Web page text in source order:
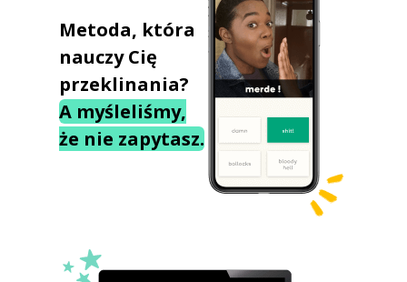
Metoda, która
nauczy Cię
przeklinania?
A myśleliśmy,
że nie zapytasz.